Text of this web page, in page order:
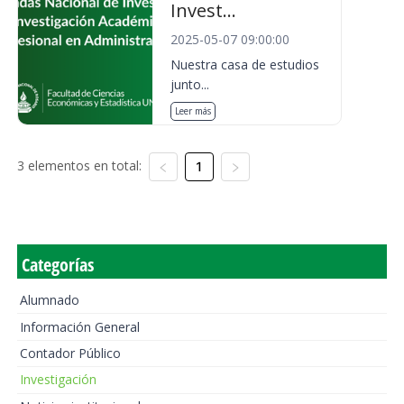
Invest...
2025-05-07 09:00:00
Nuestra casa de estudios
junto...
Leer más
3 elementos en total: 1
Categorías
Alumnado
Información General
Contador Público
Investigación